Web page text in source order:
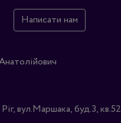
Написати нам
вул.Маршака, буд.3, кв.52